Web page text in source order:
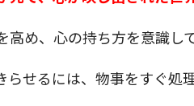
高め、心の持ち方を意識し
らせるには、物事をすぐ処